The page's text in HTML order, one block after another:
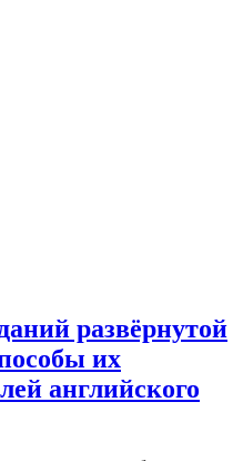
развёрнутой
их
английского